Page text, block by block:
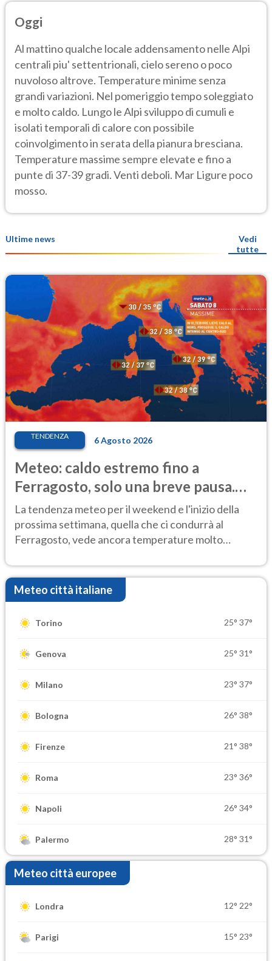
Oggi
Al mattino qualche locale addensamento nelle Alpi
centrali piu' settentrionali, cielo sereno o poco
nuvoloso altrove. Temperature minime senza
grandi variazioni. Nel pomeriggio tempo soleggiato
e molto caldo. Lungo le Alpi sviluppo di cumuli e
isolati temporali di calore con possibile
coinvolgimento in serata della pianura bresciana.
Temperature massime sempre elevate e fino a
punte di 37-39 gradi. Venti deboli. Mar Ligure poco
mosso.
Ultime news
Vedi
tutte
TENDENZA 6 Agosto 2026
Meteo: caldo estremo fino a
Ferragosto, solo una breve pausa.
Ecco dove
La tendenza meteo per il weekend e l'inizio della
prossima settimana, quella che ci condurrà al
Ferragosto, vede ancora temperature molto
Meteo città italiane
Torino 25° 37°
Genova 25° 31°
Milano 23° 37°
Bologna 26° 38°
Firenze 21° 38°
Roma 23° 36°
Napoli 26° 34°
Palermo 28° 31°
Meteo città europee
Londra 12° 22°
Parigi 15° 23°